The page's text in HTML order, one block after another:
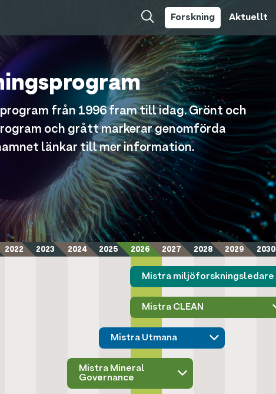
Forskning Aktuellt
från 1996 fram till idag. Grönt och
och grått markerar genomförda
länkar till mer information.
2022 2023 2024 2025 2026 2027 2028 2029 2030
Mistra miljöforskningsledare
Mistra CLEAN
Mistra Utmana
Mistra Mineral
Governance